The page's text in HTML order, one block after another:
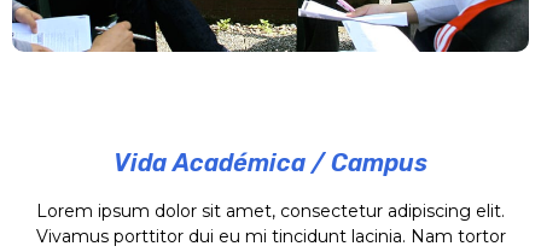
Vida Académica / Campus
Lorem ipsum dolor sit amet, consectetur adipiscing elit.
Vivamus porttitor dui eu mi tincidunt lacinia. Nam tortor